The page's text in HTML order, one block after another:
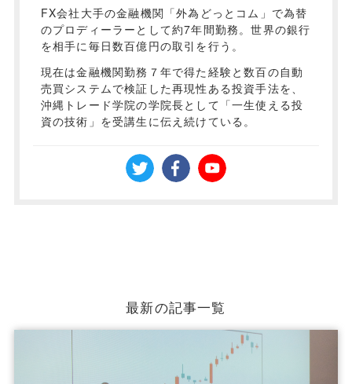
FX会社大手の金融機関「外為どっとコム」で為替
のプロディーラーとして約7年間勤務。世界の銀行
を相手に毎日数百億円の取引を行う。
現在は金融機関勤務７年で得た経験と数百の自動
売買システムで検証した再現性ある投資手法を、
沖縄トレード学院の学院長として「一生使える投
資の技術」を受講生に伝え続けている。
最新の記事一覧